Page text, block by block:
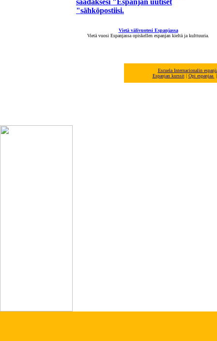
saadaksesi "Espanjan uutiset
"sähköpostiisi.
Vietä välivuotesi Espanjassa
Vietä vuosi Espanjassa opiskellen espanjan kieltä ja kulttuuria.
Escuela Internacionalin
Espanjankurssit| Opi espanjaa